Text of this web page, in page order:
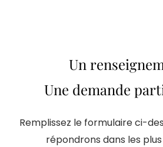
Un
Une demande
Remplissez le formulaire ci-
répondrons dans les